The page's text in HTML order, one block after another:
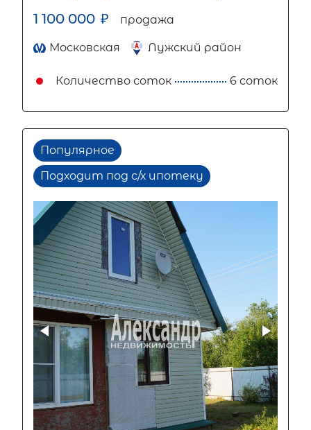
1 100 000 ₽ продажа
Московская Лужский район
Количество соток 6 соток
Популярное
Подходит под с/х ипотеку